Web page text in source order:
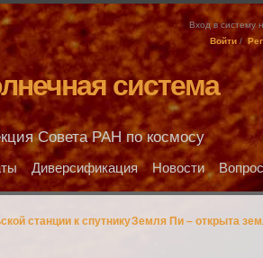
Вход в систему
Войти /
система
Совета РАН по космосу
Диверсификация Новости
Земля Пи – открыта
станции к спутнику